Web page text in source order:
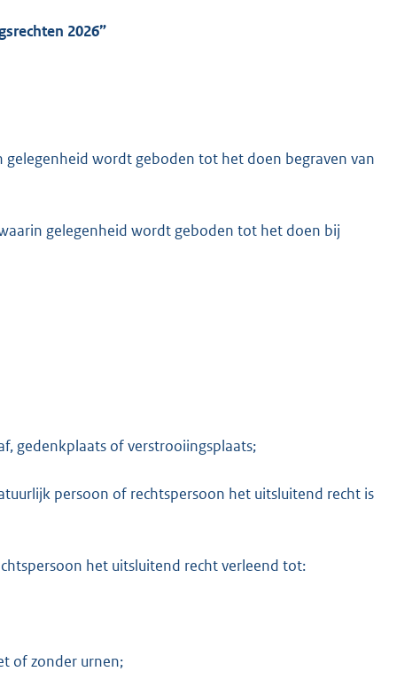
2026”
wordt geboden tot het doen begraven van
gelegenheid wordt geboden tot het doen bij
gedenkplaats of verstrooiingsplaats;
persoon of rechtspersoon het uitsluitend recht is
het uitsluitend recht verleend tot:
of zonder urnen;